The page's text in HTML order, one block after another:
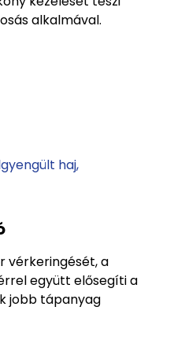
alkalmával.
haj
vérkeringését, a
együtt elősegíti a
jobb tápanyag